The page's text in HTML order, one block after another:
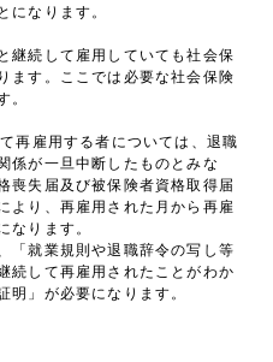
になります。
継続して雇用していても社会保
ます。ここでは必要な社会保険
。
再雇用する者については、退職
係が一旦中断したものとみな
喪失届及び被保険者資格取得届
より、再雇用された月から再雇
なります。
「就業規則や退職辞令の写し等
続して再雇用されたことがわか
明」が必要になります。